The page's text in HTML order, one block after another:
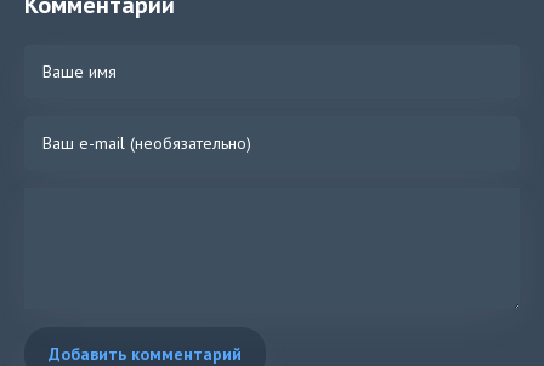
Добавить комментарий